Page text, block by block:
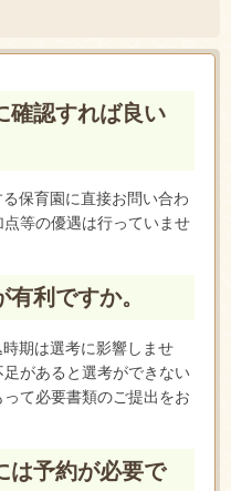
確認すれば良い
保育園に直接お問い合わ
等の優遇は行っていませ
利ですか。
期は選考に影響しませ
があると選考ができない
て必要書類のご提出をお
は予約が必要で